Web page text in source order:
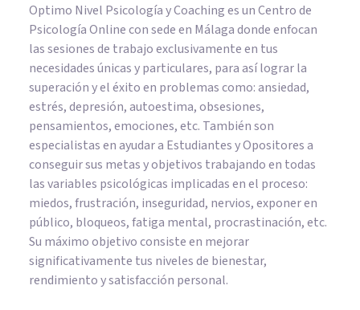
Optimo Nivel Psicología y Coaching es un Centro de
Psicología Online con sede en Málaga donde enfocan
las sesiones de trabajo exclusivamente en tus
necesidades únicas y particulares, para así lograr la
superación y el éxito en problemas como: ansiedad,
estrés, depresión, autoestima, obsesiones,
pensamientos, emociones, etc. También son
especialistas en ayudar a Estudiantes y Opositores a
conseguir sus metas y objetivos trabajando en todas
las variables psicológicas implicadas en el proceso:
miedos, frustración, inseguridad, nervios, exponer en
público, bloqueos, fatiga mental, procrastinación, etc.
Su máximo objetivo consiste en mejorar
significativamente tus niveles de bienestar,
rendimiento y satisfacción personal.